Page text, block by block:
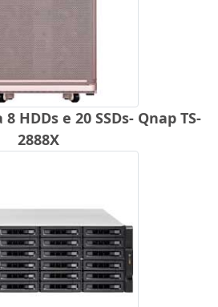
HDDs e 20 SSDs- Qnap TS-
2888X